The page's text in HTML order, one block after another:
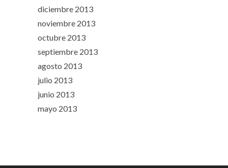
diciembre 2013
noviembre 2013
octubre 2013
septiembre 2013
agosto 2013
julio 2013
junio 2013
mayo 2013